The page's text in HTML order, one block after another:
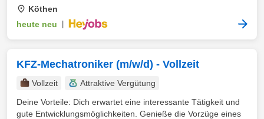
Köthen
heute neu
KFZ-Mechatroniker (m/w/d) - Vollzeit
Vollzeit
Attraktive Vergütung
Deine Vorteile: Dich erwartet eine interessante Tätigkeit und
gute Entwicklungsmöglichkeiten. Genieße die Vorzüge eines